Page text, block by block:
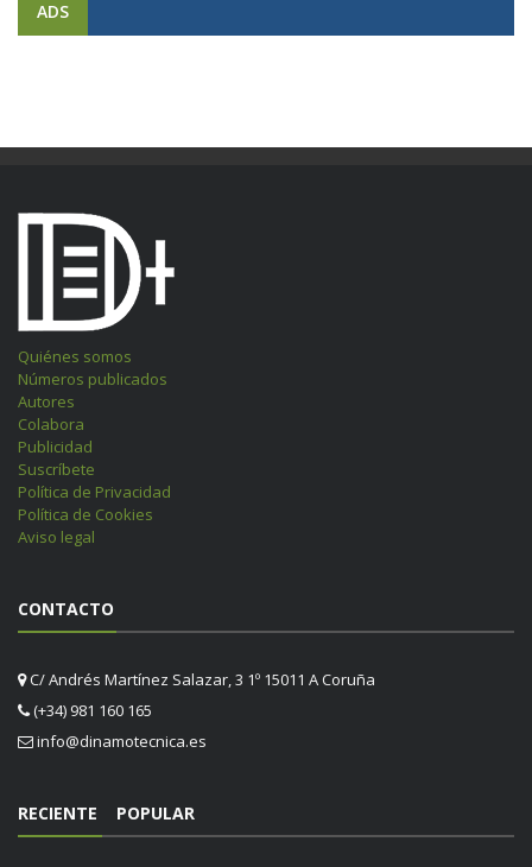
ADS
Quiénes somos
Números publicados
Autores
Colabora
Publicidad
Suscríbete
Política de Privacidad
Política de Cookies
Aviso legal
CONTACTO
C/ Andrés Martínez Salazar, 3 1º 15011 A Coruña
(+34) 981 160 165
info@dinamotecnica.es
RECIENTE POPULAR